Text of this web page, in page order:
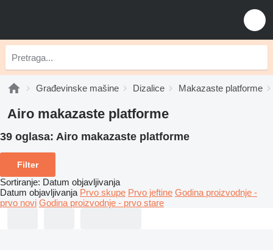
Građevinske mašine Dizalice Makazaste platforme
Airo makazaste platforme
39 oglasa: Airo makazaste platforme
Filter
Sortiranje: Datum objavljivanja
Datum objavljivanja Prvo skupe Prvo jeftine Godina proizvodnje -
prvo novi Godina proizvodnje - prvo stare